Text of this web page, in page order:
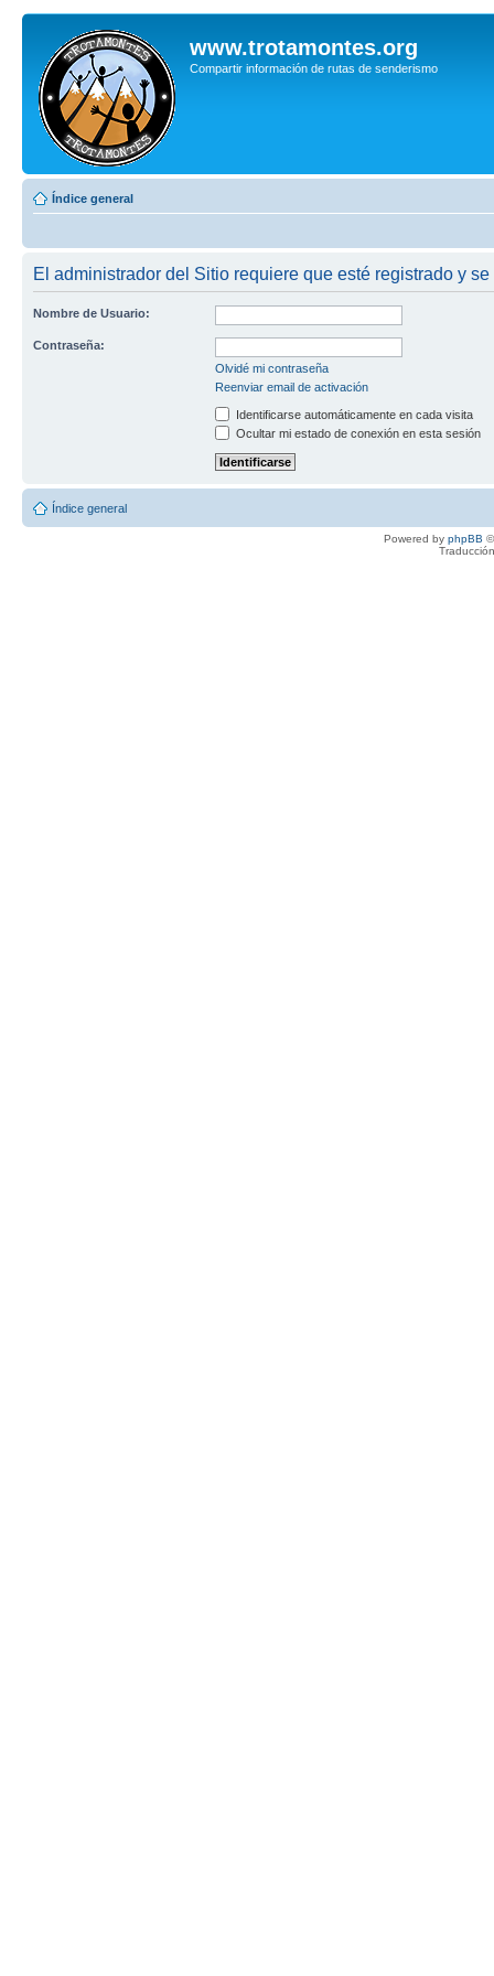
www.trotamontes.org
Compartir información de rutas de senderismo
Índice general
El administrador del Sitio requiere que esté registrado y
Nombre de Usuario:
Contraseña:
Olvidé mi contraseña
Reenviar email de activación
Identificarse automáticamente en cada visita
Ocultar mi estado de conexión en esta sesión
Índice general
Powered by phpBB